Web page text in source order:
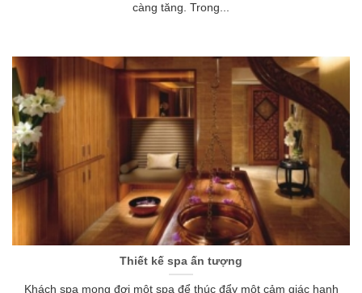
càng tăng. Trong...
Thiết kế spa ấn tượng
Khách spa mong đợi một spa để thúc đẩy một cảm giác hạnh